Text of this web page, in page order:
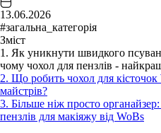
13.06.2026
#загальна_категорія
Зміст
1. Як уникнути швидкого
чому чохол для пензлів -
2. Що робить чохол для
майстрів?
3. Більше ніж просто
пензлів для макіяжу від WoBs